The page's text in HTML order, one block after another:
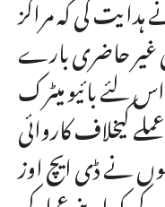
غیر حاضری بارے
لئے بائیو میٹرک
کیخلاف کاروائی
نے ڈی ایچ اوز